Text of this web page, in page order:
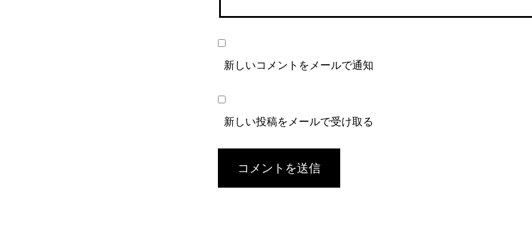
新しいコメントをメールで通知
新しい投稿をメールで受け取る